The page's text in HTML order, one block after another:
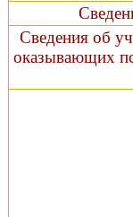
Сведения об
оказывающих